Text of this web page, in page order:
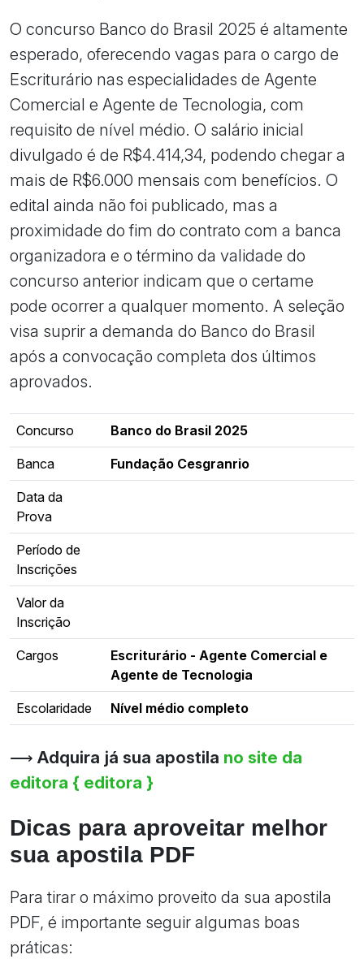
O concurso Banco do Brasil 2025 é altamente
esperado, oferecendo vagas para o cargo de
Escriturário nas especialidades de Agente
Comercial e Agente de Tecnologia, com
requisito de nível médio. O salário inicial
divulgado é de R$4.414,34, podendo chegar a
mais de R$6.000 mensais com benefícios. O
edital ainda não foi publicado, mas a
proximidade do fim do contrato com a banca
organizadora e o término da validade do
concurso anterior indicam que o certame
pode ocorrer a qualquer momento. A seleção
visa suprir a demanda do Banco do Brasil
após a convocação completa dos últimos
aprovados.
Concurso Banco do Brasil 2025
Banca Fundação Cesgranrio
Data da
Prova
Período de
Inscrições
Valor da
Inscrição
Cargos
Escriturário - Agente Comercial e
Agente de Tecnologia
Escolaridade Nível médio completo
⟶ Adquira já sua apostila no site da
editora { editora }
Dicas para aproveitar melhor
sua apostila PDF
Para tirar o máximo proveito da sua apostila
PDF, é importante seguir algumas boas
práticas: